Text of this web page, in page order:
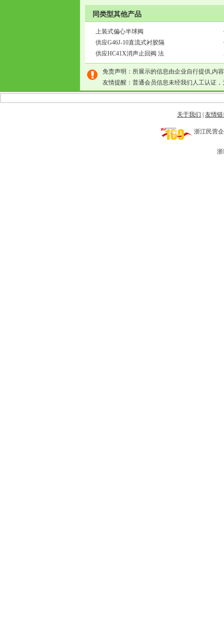
同类型其他产品
上装式偏心半球阀
供应G46J-10直流式衬胶隔
供应HC41X消声止回阀 法
免责声明：所展示的信息由企业自行提供,内
友情提醒：普通会员信息未经我们人工认证
关于我们 友情
浙江民营
浙